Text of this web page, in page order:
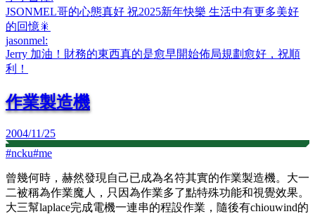
JSONMEL哥的心態真好 祝2025新年快樂 生活中有更多美好
的回憶🎇
jasonmel:
Jerry 加油！財務的東西真的是愈早開始佈局規劃愈好，祝順
利！
作業製造機
2004/11/25
#ncku#me
曾幾何時，赫然發現自己已成為名符其實的作業製造機。大一
二被稱為作業魔人，只因為作業多了點特殊功能和視覺效果。
大三幫laplace完成電機一連串的程設作業，隨後有chiouwind的